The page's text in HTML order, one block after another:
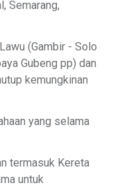
Semarang,
(Gambir - Solo
Gubeng pp) dan
kemungkinan
yang selama
termasuk Kereta
untuk